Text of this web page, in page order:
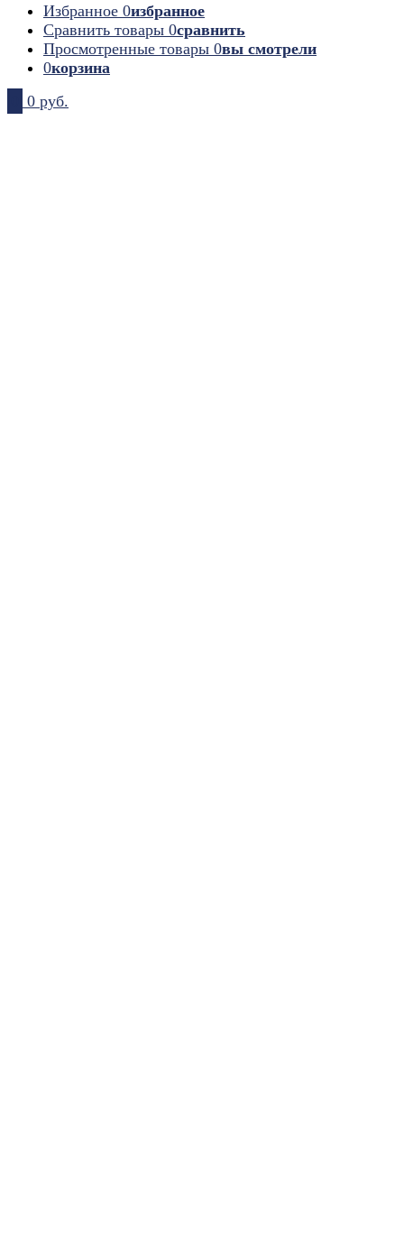
Избранное 0избранное
Сравнить товары 0сравнить
Просмотренные товары 0вы смотрели
0корзина
0 руб.